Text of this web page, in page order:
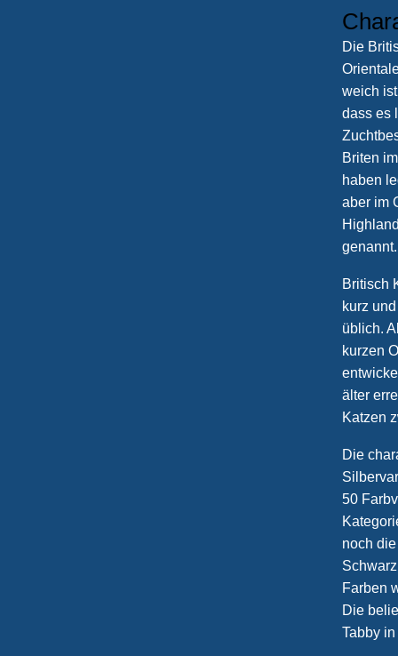
Die
weich
dass es
Briten
haben
aber im
genannt.
Britisch
kurz
üblich.
kurzen
älter
Katzen
Die
50
noch
Farben
Die
Tabby